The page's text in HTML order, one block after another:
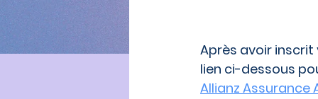
Après avoir
lien ci-dessous
Allianz Assurance